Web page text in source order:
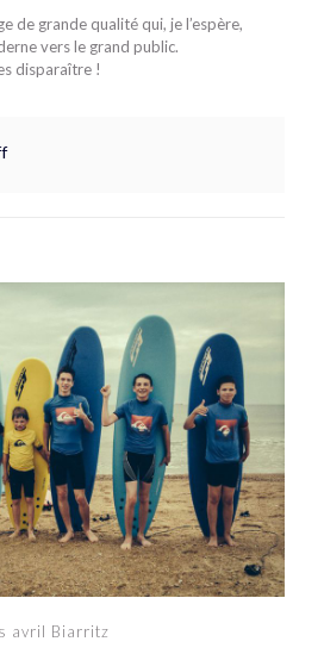
de grande qualité qui, je l’espère,
vers le grand public.
disparaître !
avril Biarritz